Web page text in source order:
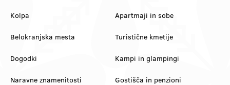
Kolpa
Belokranjska mesta
Dogodki
Naravne znamenitosti
Apartmaji in sobe
Turistične kmetije
Kampi in glampingi
Gostišča in penzioni